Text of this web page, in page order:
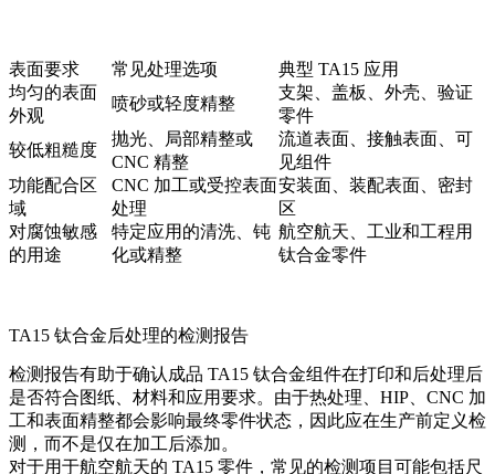
表面要求 常见处理选项
典型 TA15 应用
均匀的表面
外观
喷砂或轻度精整
支架、盖板、外壳、验证
零件
较低粗糙度
抛光、局部精整或
CNC 精整
流道表面、接触表面、可
见组件
功能配合区
域
CNC 加工或受控表面
处理
安装面、装配表面、密封
区
对腐蚀敏感
的用途
特定应用的清洗、钝
化或精整
航空航天、工业和工程用
钛合金零件
TA15 钛合金后处理的检测报告
检测报告有助于确认成品 TA15 钛合金组件在打印和后处理后
是否符合图纸、材料和应用要求。由于热处理、HIP、CNC 加
工和表面精整都会影响最终零件状态，因此应在生产前定义检
测，而不是仅在加工后添加。
对于用于航空航天的 TA15 零件，常见的检测项目可能包括尺